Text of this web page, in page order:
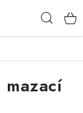
mazací